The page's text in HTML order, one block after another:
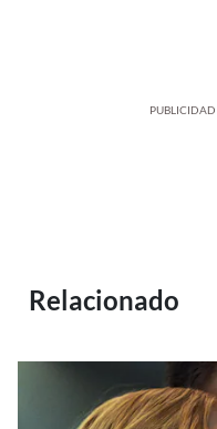
PUBLICIDAD
Relacionado